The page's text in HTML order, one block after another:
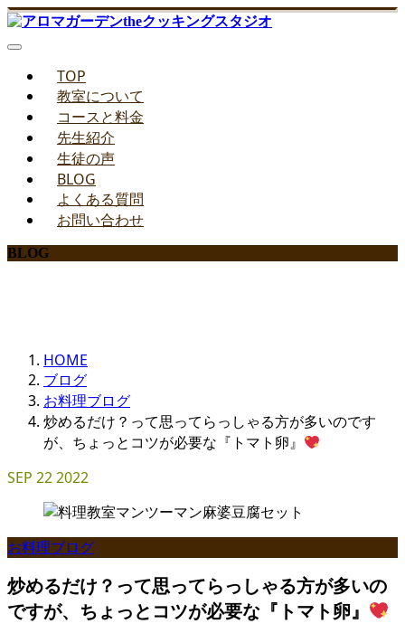
TOP
教室について
コースと料金
先生紹介
生徒の声
BLOG
よくある質問
お問い合わせ
BLOG
HOME
ブログ
お料理ブログ
炒めるだけ？って思ってらっしゃる方が多いのです
が、ちょっとコツが必要な『トマト卵』
SEP 222022
お料理ブログ
炒めるだけ？って思ってらっしゃる方が多いの
ですが、ちょっとコツが必要な『トマト卵』